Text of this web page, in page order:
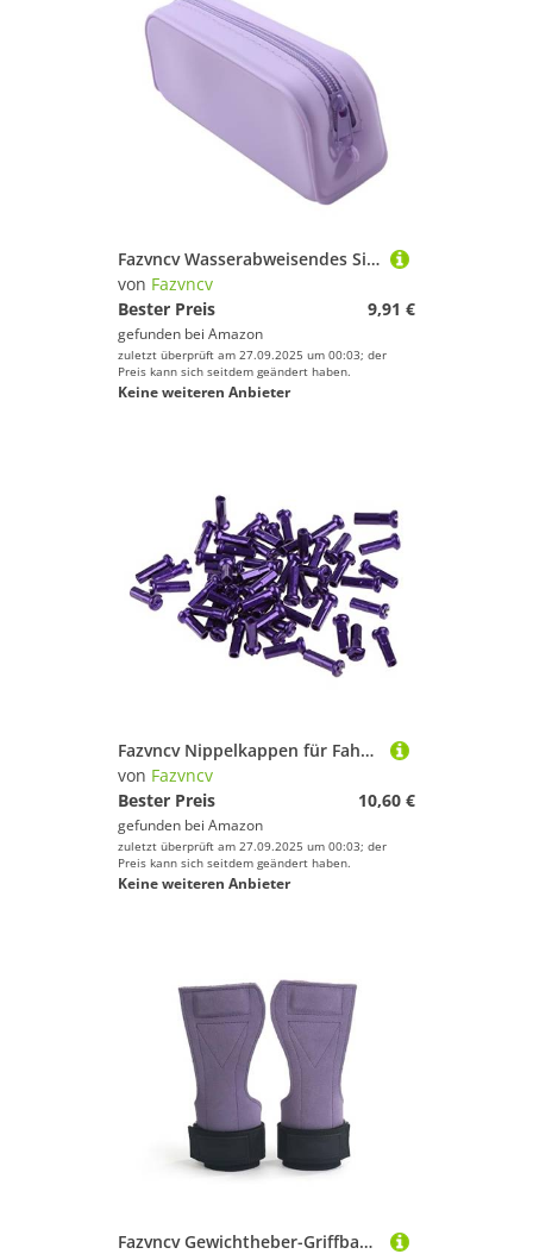
Fazvncv Wasserabweisendes Silikon-Federmäppchen, leicht, tragbar, Stift-Organizer, Tasche für Studenten, Erwachsene, Kinder, Silikonhülle, violett
von Fazvncv
Bester Preis
9,91 €
gefunden bei Amazon
zuletzt überprüft am 27.09.2025 um 00:03; der
Preis kann sich seitdem geändert haben.
Keine weiteren Anbieter
Fazvncv Nippelkappen für Fahrrad, Rennrad, 14G, 14 mm, 2,0 mm, hohe Festigkeit, bunte Speichen, Nippelkappen, 60 Stück
von Fazvncv
Bester Preis
10,60 €
gefunden bei Amazon
zuletzt überprüft am 27.09.2025 um 00:03; der
Preis kann sich seitdem geändert haben.
Keine weiteren Anbieter
Fazvncv Gewichtheber-Griffband, Fitness, Handgelenkbandage, Kreuzheben, Haken, Klimmzughaken, Handschuhe, Handgelenkhandschuhe